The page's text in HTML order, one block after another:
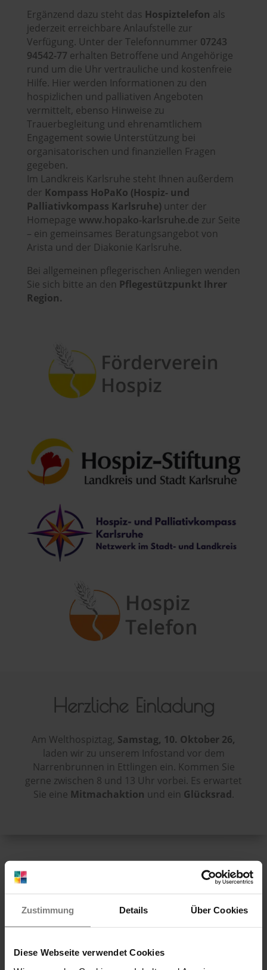
Zustimmung Details Über Cookies
Diese Webseite verwendet Cookies
Ergänzend dazu steht das Hospiztelefon als
jederzeit erreichbare Anlaufstelle zur
Verfügung. Unter der Telefonnummer 07243
94542-77 erhalten Betroffene und Angehörige
rund um die Uhr vertrauliche und kostenfreie
Hilfe. Hier werden Informationen zu den
hospizlichen und palliativen Angeboten
vermittelt, ebenso Hinweise zu
Trauerbegleitung und ehrenamtlichem
Engagement sowie Unterstützung bei
organisatorischen und finanziellen Fragen
gegeben.
Im Landkreis Karlsruhe steht Ihnen außerdem
der Kompass HoPaKo (Hospiz- und
Palliativkompass Karlsruhe)unter der
Homepage www.hopako-karlsruhe.de zur Seite
– ein gemeinsames Beratungsangebot von
Arista und der Diakonie Karlsruhe.
Bei allgemeinen pflegerischen Anliegen wenden
Sie sich bitte an den Pflegestützpunkt Ihrer
Region.
Herzliche Einladung
Am Welthospiztag, Samstag, 10. Oktober 26,
laden wir zu unserem Infostand vor dem
Narrenbrunnen in Ettlingen ein. Kommen Sie
gerne zwischen 8 und 13 Uhr vorbei. Es erwartet
Sie eine Mitmachaktion und ein Glücksrad.